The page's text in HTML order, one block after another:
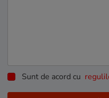
Sunt de acord cu